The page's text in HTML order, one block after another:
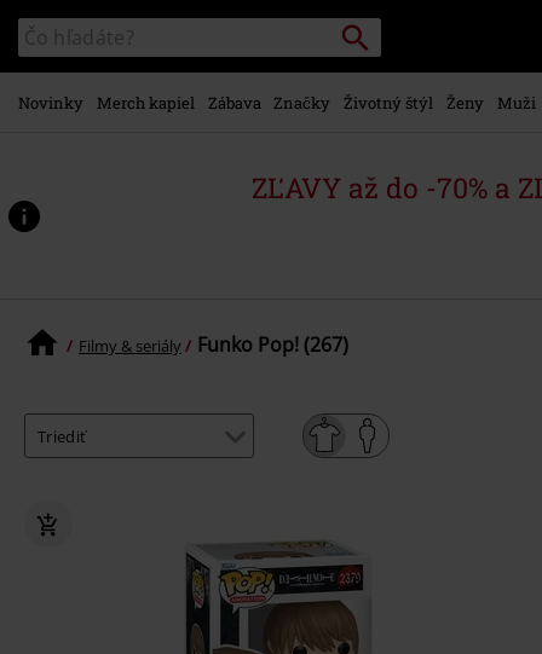
na
hlavný
obsah
Katalóg
vyhľadávania
Vyhľadávanie
Novinky Merch kapiel Zábava Značky Životný štýl Ženy Muži
ZĽAVY až do -70% a
Filmy & seriály Funko Pop! (267)